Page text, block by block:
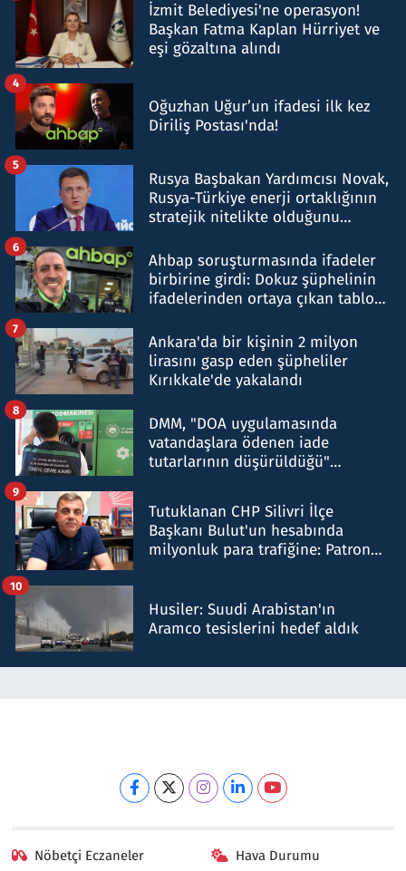
İzmit Belediyesi'ne operasyon!
Başkan Fatma Kaplan Hürriyet ve
eşi gözaltına alındı
Oğuzhan Uğur’un ifadesi ilk kez
Diriliş Postası'nda!
4
Rusya Başbakan Yardımcısı Novak,
Rusya-Türkiye enerji ortaklığının
stratejik nitelikte olduğunu
5
Ahbap soruşturmasında ifadeler
birbirine girdi: Dokuz şüphelinin
ifadelerinden ortaya çıkan tablo
6
Ankara'da bir kişinin 2 milyon
lirasını gasp eden şüpheliler
Kırıkkale'de yakalandı
7
DMM, "DOA uygulamasında
vatandaşlara ödenen iade
tutarlarının düşürüldüğü"
8
Tutuklanan CHP Silivri İlçe
Başkanı Bulut'un hesabında
milyonluk para trafiğine: Patron
9
Husiler: Suudi Arabistan'ın
Aramco tesislerini hedef aldık
10
Nöbetçi Eczaneler Hava Durumu